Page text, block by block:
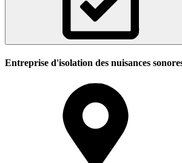
Entreprise d'isolation des nuisances